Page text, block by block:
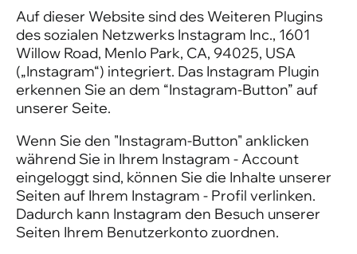
Auf dieser Website sind des Weiteren Plugins
des sozialen Netzwerks Instagram Inc., 1601
Willow Road, Menlo Park, CA, 94025, USA
(„Instagram“) integriert. Das Instagram Plugin
erkennen Sie an dem “Instagram-Button” auf
unserer Seite.
Wenn Sie den "Instagram-Button" anklicken
während Sie in Ihrem Instagram - Account
eingeloggt sind, können Sie die Inhalte unserer
Seiten auf Ihrem Instagram - Profil verlinken.
Dadurch kann Instagram den Besuch unserer
Seiten Ihrem Benutzerkonto zuordnen.